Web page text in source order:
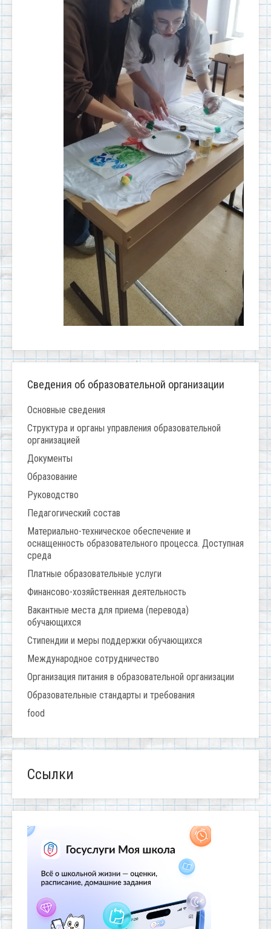
Сведения об образовательной организации
Основные сведения
Структура и органы управления образовательной
организацией
Документы
Образование
Руководство
Педагогический состав
Материально-техническое обеспечение и
оснащенность образовательного процесса. Доступная
среда
Платные образовательные услуги
Финансово-хозяйственная деятельность
Вакантные места для приема (перевода)
обучающихся
Стипендии и меры поддержки обучающихся
Международное сотрудничество
Организация питания в образовательной организации
Образовательные стандарты и требования
food
Ссылки